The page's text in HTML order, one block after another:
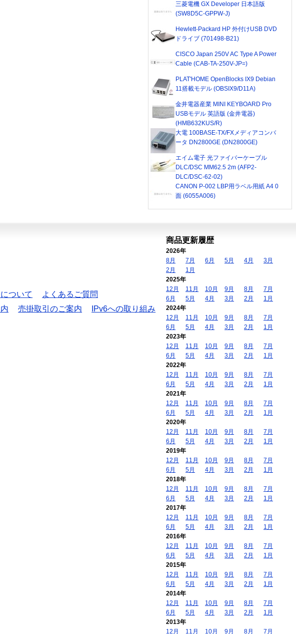
三菱電機 GX Developer 日本語版
(SW8D5C-GPPW-J)
Hewlett-Packard HP 外付けUSB DVD
ドライブ (701498-B21)
CISCO Japan 250V AC Type A Power
Cable (CAB-TA-250V-JP=)
PLAT'HOME OpenBlocks IX9 Debian
11搭載モデル (OBSIX9/D11A)
金井電器産業 MINI KEYBOARD Pro
USBモデル 英語版 (金井電器)
(HMB632KUS/R)
大電 100BASE-TX/FXメディアコンバ
ータ DN2800GE (DN2800GE)
エイム電子 光ファイバーケーブル
DLC/DSC MM62.5 2m (AFP2-
DLC/DSC-62-02)
CANON P-002 LBP用ラベル用紙 A4 0
面 (6055A006)
ついて
よくあるご質問
売掛取引のご案内
IPv6への取り組み
商品更新履歴
2026年
8月
7月 6月 5月 4月
3月
2月
1月
2025年
12月
11月 10月 9月 8月
7月
6月
5月 4月 3月 2月
1月
2024年
12月
11月 10月 9月 8月
7月
6月
5月 4月 3月 2月
1月
2023年
12月
11月 10月 9月 8月
7月
6月
5月 4月 3月 2月
1月
2022年
12月
11月 10月 9月 8月
7月
6月
5月 4月 3月 2月
1月
2021年
12月
11月 10月 9月 8月
7月
6月
5月 4月 3月 2月
1月
2020年
12月
11月 10月 9月 8月
7月
6月
5月 4月 3月 2月
1月
2019年
12月
11月 10月 9月 8月
7月
6月
5月 4月 3月 2月
1月
2018年
12月
11月 10月 9月 8月
7月
6月
5月 4月 3月 2月
1月
2017年
12月
11月 10月 9月 8月
7月
6月
5月 4月 3月 2月
1月
2016年
12月
11月 10月 9月 8月
7月
6月
5月 4月 3月 2月
1月
2015年
12月
11月 10月 9月 8月
7月
6月
5月 4月 3月 2月
1月
2014年
12月
11月 10月 9月 8月
7月
6月
5月 4月 3月 2月
1月
2013年
12月
11月 10月 9月 8月 7月